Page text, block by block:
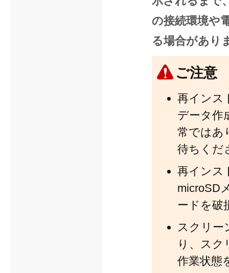
の接続環境や
る場合があり
ご注意
再インス
データ作
常ではあ
待ちくだ
再インス
microSD
ードを破
スクリー
り、スク
作業状態